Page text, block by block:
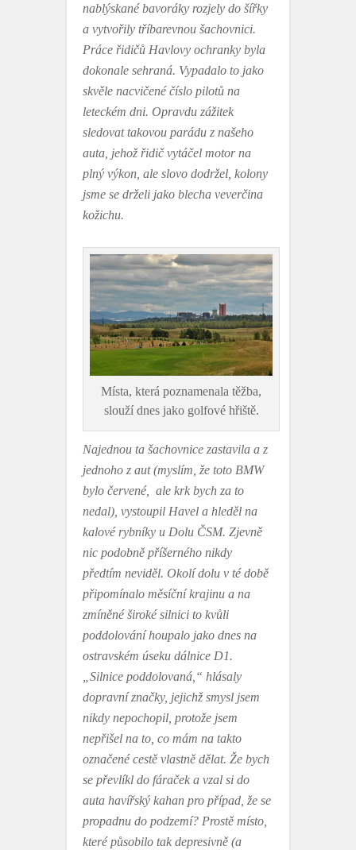
nablýskané bavoráky rozjely do šířky
a vytvořily tříbarevnou šachovnici.
Práce řidičů Havlovy ochranky byla
dokonale sehraná. Vypadalo to jako
skvěle nacvičené číslo pilotů na
leteckém dni. Opravdu zážitek
sledovat takovou parádu z našeho
auta, jehož řidič vytáčel motor na
plný výkon, ale slovo dodržel, kolony
jsme se drželi jako blecha veverčina
kožichu.
Místa, která poznamenala těžba,
slouží dnes jako golfové hřiště.
Najednou ta šachovnice zastavila a z
jednoho z aut (myslím, že toto BMW
bylo červené, ale krk bych za to
nedal), vystoupil Havel a hleděl na
kalové rybníky u Dolu ČSM. Zjevně
nic podobně příšerného nikdy
předtím neviděl. Okolí dolu v té době
připomínalo měsíční krajinu a na
zmíněné široké silnici to kvůli
poddolování houpalo jako dnes na
ostravském úseku dálnice D1.
„Silnice poddolovaná,“ hlásaly
dopravní značky, jejichž smysl jsem
nikdy nepochopil, protože jsem
nepřišel na to, co mám na takto
označené cestě vlastně dělat. Že bych
se převlíkl do fáraček a vzal si do
auta havířský kahan pro případ, že se
propadnu do podzemí? Prostě místo,
které působilo tak depresivně (a